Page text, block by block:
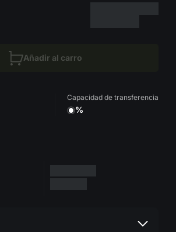
Añadir al carro
Capacidad de transferencia
%